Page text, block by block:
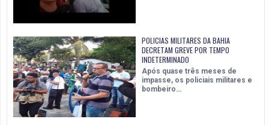
POLICIAS MILITARES DA BAHIA
DECRETAM GREVE POR TEMPO
INDETERMINADO
Após quase três meses de
impasse, os policiais militares e
bombeiro…